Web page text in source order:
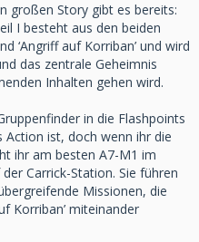
großen Story gibt es bereits:
I besteht aus den beiden
‘Angriff auf Korriban’ und wird
das zentrale Geheimnis
Inhalten gehen wird.
in die Flashpoints
ist, doch wenn ihr die
ihr am besten A7-M1 im
Carrick-Station. Sie führen
Missionen, die
Korriban’ miteinander